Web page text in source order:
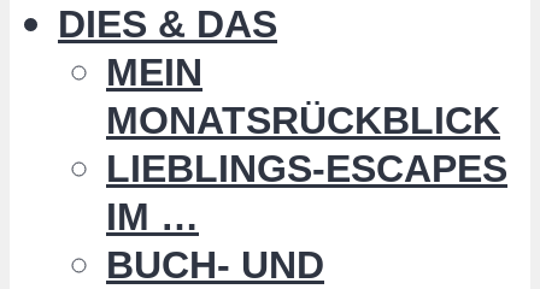
DIES & DAS
MEIN
MONATSRÜCKBLICK
LIEBLINGS-ESCAPES
IM …
BUCH- UND